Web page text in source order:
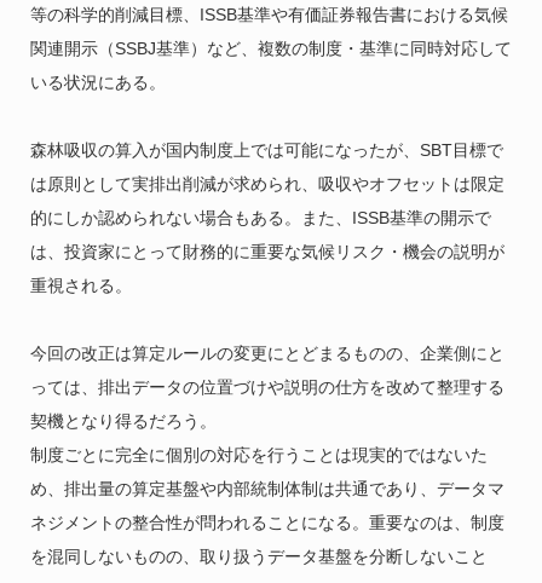
等の科学的削減目標、ISSB基準や有価証券報告書における気候
関連開示（SSBJ基準）など、複数の制度・基準に同時対応して
いる状況にある。
森林吸収の算入が国内制度上では可能になったが、SBT目標で
は原則として実排出削減が求められ、吸収やオフセットは限定
的にしか認められない場合もある。また、ISSB基準の開示で
は、投資家にとって財務的に重要な気候リスク・機会の説明が
重視される。
今回の改正は算定ルールの変更にとどまるものの、企業側にと
っては、排出データの位置づけや説明の仕方を改めて整理する
契機となり得るだろう。
制度ごとに完全に個別の対応を行うことは現実的ではないた
め、排出量の算定基盤や内部統制体制は共通であり、データマ
ネジメントの整合性が問われることになる。重要なのは、制度
を混同しないものの、取り扱うデータ基盤を分断しないこと